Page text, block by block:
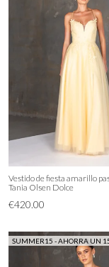
Vestido de fiesta amarillo
Tania Olsen Dolce
€420.00
SUMMER15 - AHORRA UN